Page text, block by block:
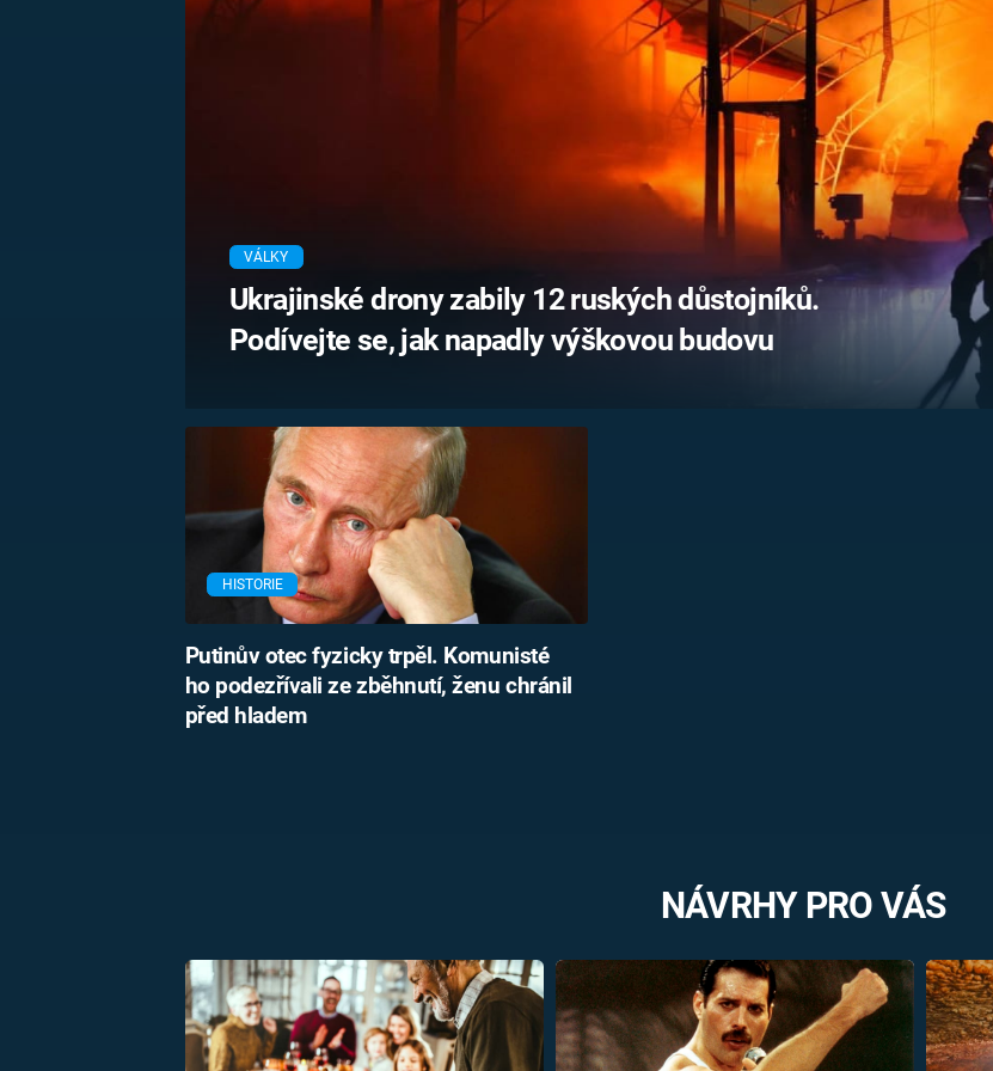
MARIE TEREZIE
UFO A
MIMOZEMŠŤANÉ
UTAJENÉ PŘÍBĚHY
ČESKÝCH DĚJIN
ALTERNATIVNÍ
HISTORIE
VÁLKY
Ukrajinské drony zabily 12 ruských důstojníků.
Podívejte se, jak napadly výškovou budovu
HISTORIE
Putinův otec fyzicky trpěl. Komunisté
ho podezřívali ze zběhnutí, ženu chránil
před hladem
NÁVRHY PRO VÁS